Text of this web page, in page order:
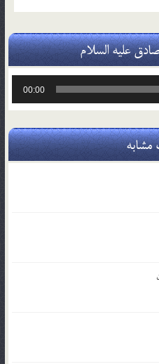
علیه السلام
00:00
مشابه